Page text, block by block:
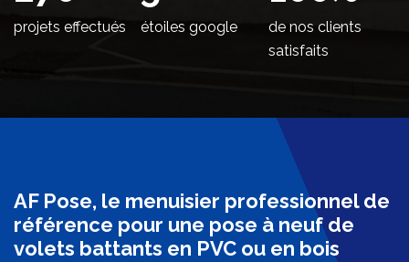
projets effectués étoiles google
de nos clients
satisfaits
AF Pose, le menuisier professionnel de
référence pour une pose à neuf de
volets battants en PVC ou en bois